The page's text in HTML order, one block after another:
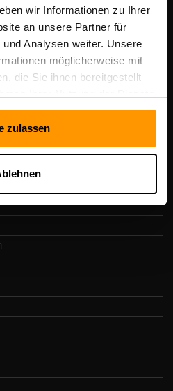
wir Informationen zu Ihrer
an unsere Partner für
Analysen weiter. Unsere
möglicherweise mit
die Sie ihnen bereitgestellt
zulassen
OÜ
EE102133820
Kesklinna linnaosa,